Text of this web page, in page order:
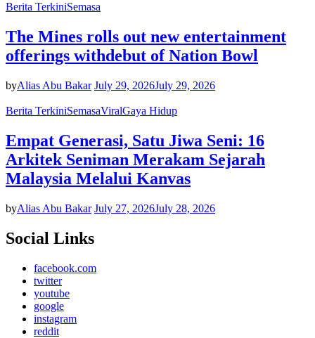
Berita TerkiniSemasa
The Mines rolls out new entertainment
offerings withdebut of Nation Bowl
byAlias Abu Bakar July 29, 2026July 29, 2026
Berita TerkiniSemasaViralGaya Hidup
Empat Generasi, Satu Jiwa Seni: 16
Arkitek Seniman Merakam Sejarah
Malaysia Melalui Kanvas
byAlias Abu Bakar July 27, 2026July 28, 2026
Social Links
facebook.com
twitter
youtube
google
instagram
reddit